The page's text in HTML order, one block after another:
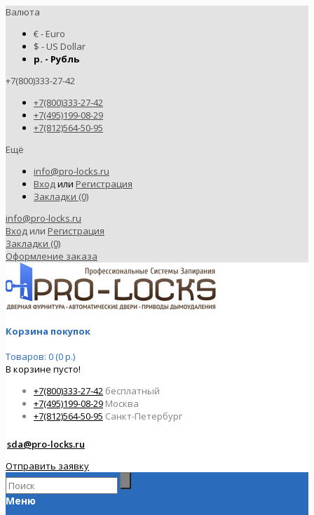
Валюта
€ - Euro
$ - US Dollar
р. - Рубль
+7(800)333-27-42
+7(800)333-27-42
+7(495)199-08-29
+7(812)564-50-95
Ещё
info@pro-locks.ru
Входили Регистрация
Закладки (0)
info@pro-locks.ru
Вход или Регистрация
Закладки (0)
Оформление заказа
Корзина покупок
Товаров: 0 (0 р.)
В корзине пусто!
+7(800)333-27-42 бесплатный
+7(495)199-08-29 Москва
+7(812)564-50-95 Санкт-Петербург
sda@pro-locks.ru
Отправить заявку
Меню